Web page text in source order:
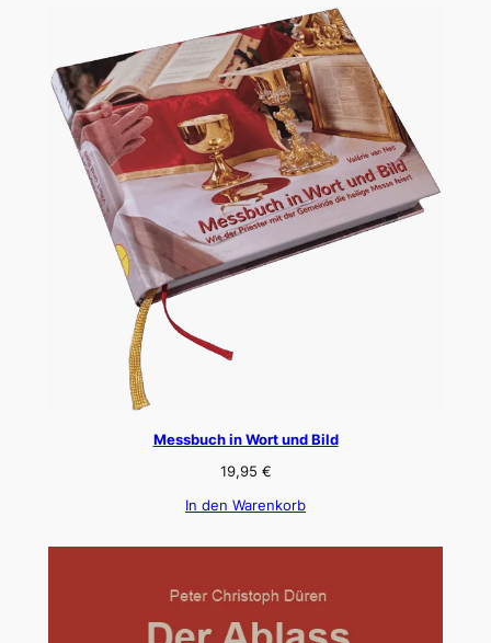
Messbuch in Wort und Bild
19,95 €
In den Warenkorb